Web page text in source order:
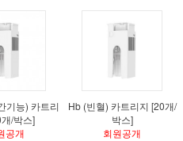
기능) 카트리
/박스]
공개
Hb (빈혈) 카트리지 [20개/
박스]
회원공개